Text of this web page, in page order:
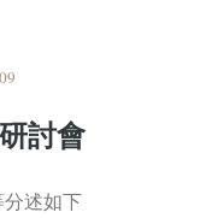
討會
述如下